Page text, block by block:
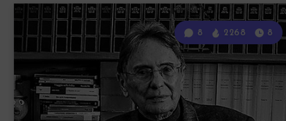
8 2268 8